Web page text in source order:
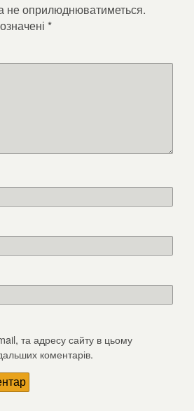
не оприлюднюватиметься.
*
та адресу сайту в цьому
коментарів.